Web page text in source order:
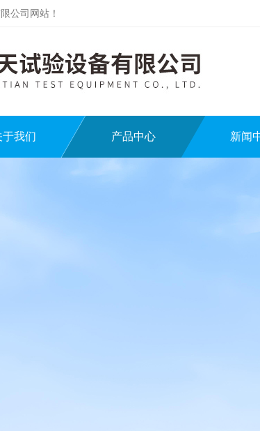
公司网站！
于我们 产品中心 新闻